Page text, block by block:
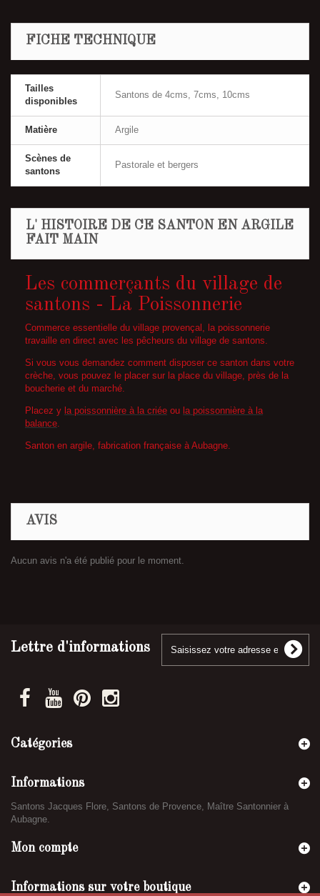
FICHE TECHNIQUE
Tailles
disponibles
Santons de 4cms, 7cms, 10cms
Matière Argile
Scènes de
santons
Pastorale et bergers
L' HISTOIRE DE CE SANTON EN ARGILE
FAIT MAIN
Les commerçants du village de
santons - La Poissonnerie
Commerce essentielle du village provençal, la poissonnerie
travaille en direct avec les pêcheurs du village de santons.
Si vous vous demandez comment disposer ce santon dans votre
crèche, vous pouvez le placer sur la place du village, près de la
boucherie et du marché.
Placez y la poissonnière à la criée ou la poissonnière à la
balance.
Santon en argile, fabrication française à Aubagne.
AVIS
Aucun avis n'a été publié pour le moment.
Lettre d'informations
Catégories
Informations
Santons Jacques Flore, Santons de Provence, Maître Santonnier à
Aubagne.
Mon compte
Informations sur votre boutique